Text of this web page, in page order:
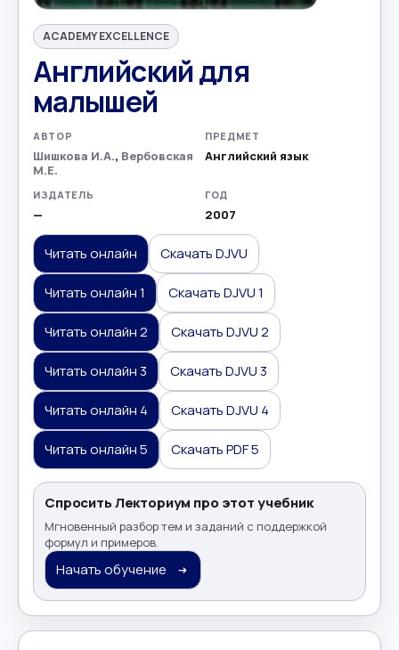
ACADEMY EXCELLENCE
Английский для
малышей
АВТОР
Шишкова И.А., Вербовская
М.Е.
ПРЕДМЕТ
Английский язык
ИЗДАТЕЛЬ
—
ГОД
2007
Читать онлайн Скачать DJVU
Читать онлайн 1 Скачать DJVU 1
Читать онлайн 2 Скачать DJVU 2
Читать онлайн 3 Скачать DJVU 3
Читать онлайн 4 Скачать DJVU 4
Читать онлайн 5 Скачать PDF 5
Спросить Лекториум про этот учебник
Мгновенный разбор тем и заданий с поддержкой
формул и примеров.
Начать обучение